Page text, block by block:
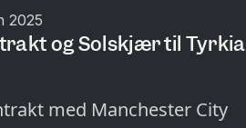
2025
og Solskjær til Tyrkia
med Manchester City